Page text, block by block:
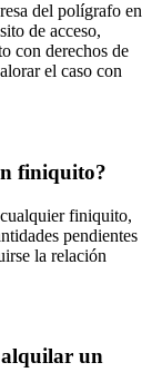
del polígrafo en
de acceso,
con derechos de
el caso con
finiquito?
finiquito,
pendientes
la relación
un